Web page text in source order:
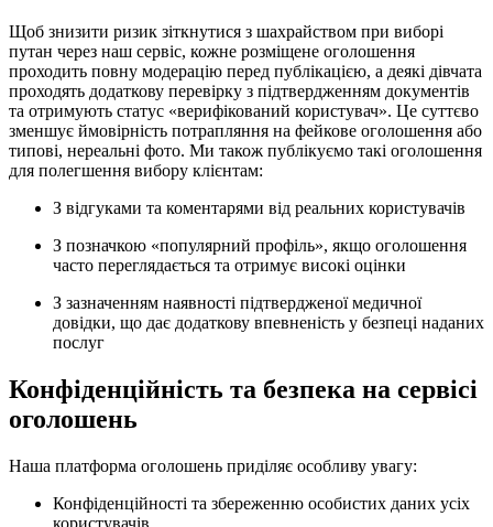
Щоб знизити ризик зіткнутися з шахрайством при виборі
путан через наш сервіс, кожне розміщене оголошення
проходить повну модерацію перед публікацією, а деякі дівчата
проходять додаткову перевірку з підтвердженням документів
та отримують статус «верифікований користувач». Це суттєво
зменшує ймовірність потрапляння на фейкове оголошення або
типові, нереальні фото. Ми також публікуємо такі оголошення
для полегшення вибору клієнтам:
З відгуками та коментарями від реальних користувачів
З позначкою «популярний профіль», якщо оголошення
часто переглядається та отримує високі оцінки
З зазначенням наявності підтвердженої медичної
довідки, що дає додаткову впевненість у безпеці наданих
послуг
Конфіденційність та безпека на сервісі
оголошень
Наша платформа оголошень приділяє особливу увагу:
Конфіденційності та збереженню особистих даних усіх
користувачів